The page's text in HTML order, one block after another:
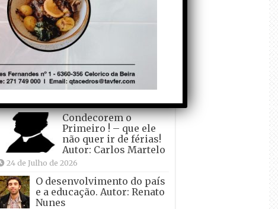
Autor: Nuno Pereira
1 de Agosto de 2026
Tadei Pogacar vence o
“Tour” – A “Volta a
França em Bicicleta”
pela quinta vez! Autor:
Dinis
Condecorem o
Primeiro ! – que ele
não quer ir de férias!
Autor: Carlos Martelo
24 de Julho de 2026
O desenvolvimento do país
e a educação. Autor: Renato
Nunes